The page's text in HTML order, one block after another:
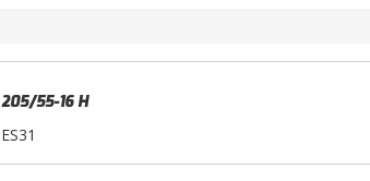
205/55-16 H
ES31